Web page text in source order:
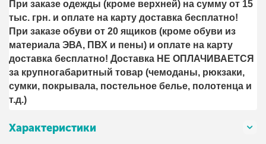
При заказе одежды (кроме верхней) на сумму от 15
тыс. грн. и оплате на карту доставка бесплатно!
При заказе обуви от 20 ящиков (кроме обуви из
материала ЭВА, ПВХ и пены) и оплате на карту
доставка бесплатно! Доставка НЕ ОПЛАЧИВАЕТСЯ
за крупногабаритный товар (чемоданы, рюкзаки,
сумки, покрывала, постельное белье, полотенца и
т.д.)
Характеристики